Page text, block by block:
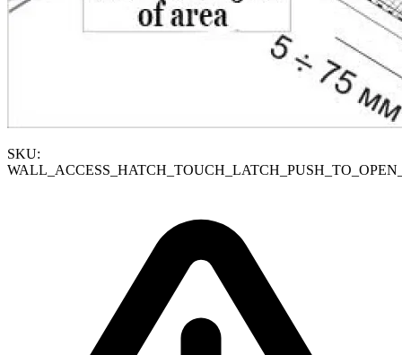
SKU: